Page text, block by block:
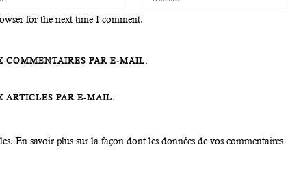
for the next time I comment.
COMMENTAIRES PAR E-MAIL.
ARTICLES PAR E-MAIL.
En savoir plus sur la façon dont les données de vos commentaires